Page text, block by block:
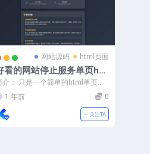
网站源码 html页面
看的网站停止服务单页ht
介： 只是一个简单的html单页没
有什么难度 话不多说 直接上源码 拿
吱一声...
1 年前 0
关注TA